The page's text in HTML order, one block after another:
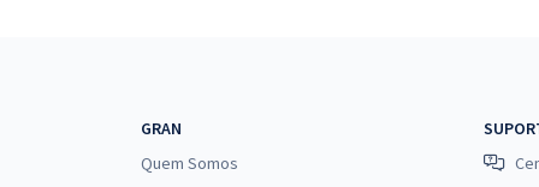
GRAN
Quem Somos